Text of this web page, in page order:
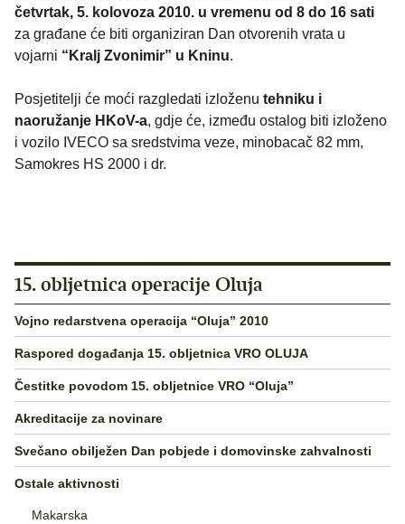
četvrtak, 5. kolovoza 2010. u vremenu od 8 do 16 sati
za građane će biti organiziran Dan otvorenih vrata u
vojarni “Kralj Zvonimir” u Kninu.
Posjetitelji će moći razgledati izloženu tehniku i
naoružanje HKoV-a, gdje će, između ostalog biti izloženo
i vozilo IVECO sa sredstvima veze, minobacač 82 mm,
Samokres HS 2000 i dr.
15. obljetnica operacije Oluja
Vojno redarstvena operacija “Oluja” 2010
Raspored događanja 15. obljetnica VRO OLUJA
Čestitke povodom 15. obljetnice VRO “Oluja”
Akreditacije za novinare
Svečano obilježen Dan pobjede i domovinske zahvalnosti
Ostale aktivnosti
Makarska